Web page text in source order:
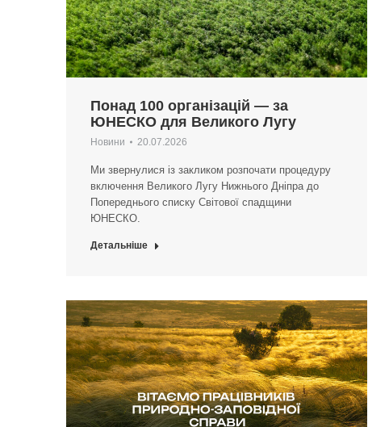
Понад 100 організацій — за
ЮНЕСКО для Великого Лугу
Новини 20.07.2026
Ми звернулися із закликом розпочати процедуру
включення Великого Лугу Нижнього Дніпра до
Попереднього списку Світової спадщини
ЮНЕСКО.
Детальніше